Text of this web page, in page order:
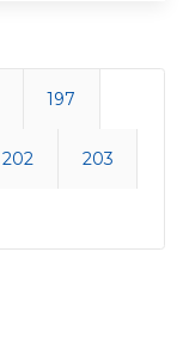
197
202 203